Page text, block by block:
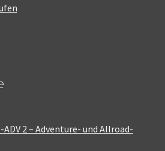
2 – Adventure- und Allroad-